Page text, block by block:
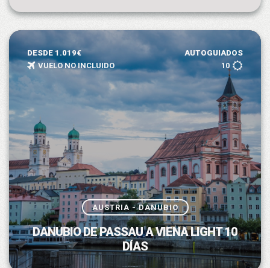
DESDE 1.019€
AUTOGUIADOS
VUELO NO INCLUIDO
10
AUSTRIA - DANUBIO
DANUBIO DE PASSAU A VIENA LIGHT 10
DÍAS